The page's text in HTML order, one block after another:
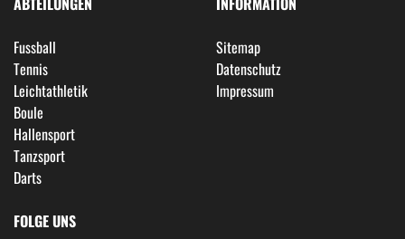
Fussball
Tennis
Leichtathletik
Boule
Hallensport
Tanzsport
Darts
Sitemap
Datenschutz
Impressum
FOLGE UNS